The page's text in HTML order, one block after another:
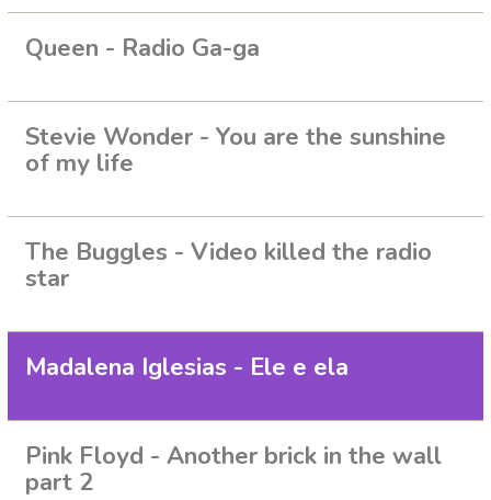
Queen - Radio Ga-ga
Stevie Wonder - You are the sunshine
of my life
The Buggles - Video killed the radio
star
Madalena Iglesias - Ele e ela
Pink Floyd - Another brick in the wall
part 2